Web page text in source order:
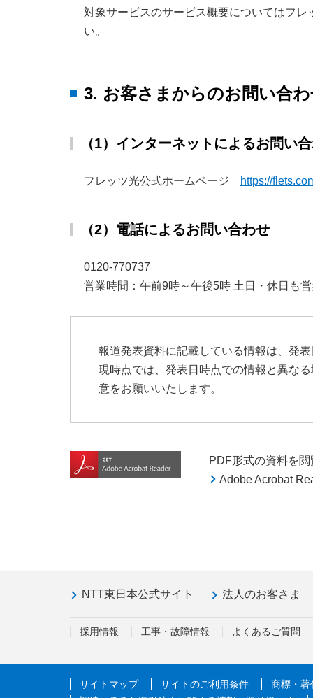
対象サービスのサービス概要についてはフレ
い。
3. お客さまからのお問い合
（1）インターネットによるお問い
フレッツ光公式ホームページ https://
（2）電話によるお問い合わせ
0120-770737
営業時間：午前9時～午後5時 土日・休日も
報道発表資料に記載している情報は、発
現時点では、発表日時点での情報と異な
意をお願いいたします。
PDF形式の資料を
Adobe Acrobat
NTT東日本公式サイト 法人のお客さま
採用情報 工事・故障情報 よくあるご質問
サイトマップ サイトのご利用条件
商標・著